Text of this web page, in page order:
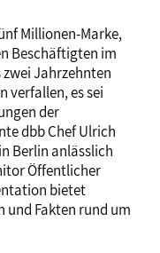
Millionen-Marke,
Beschäftigten im
Jahrzehnten
verfallen, es sei
der
dbb Chef Ulrich
Berlin anlässlich
Öffentlicher
bietet
und Fakten rund um